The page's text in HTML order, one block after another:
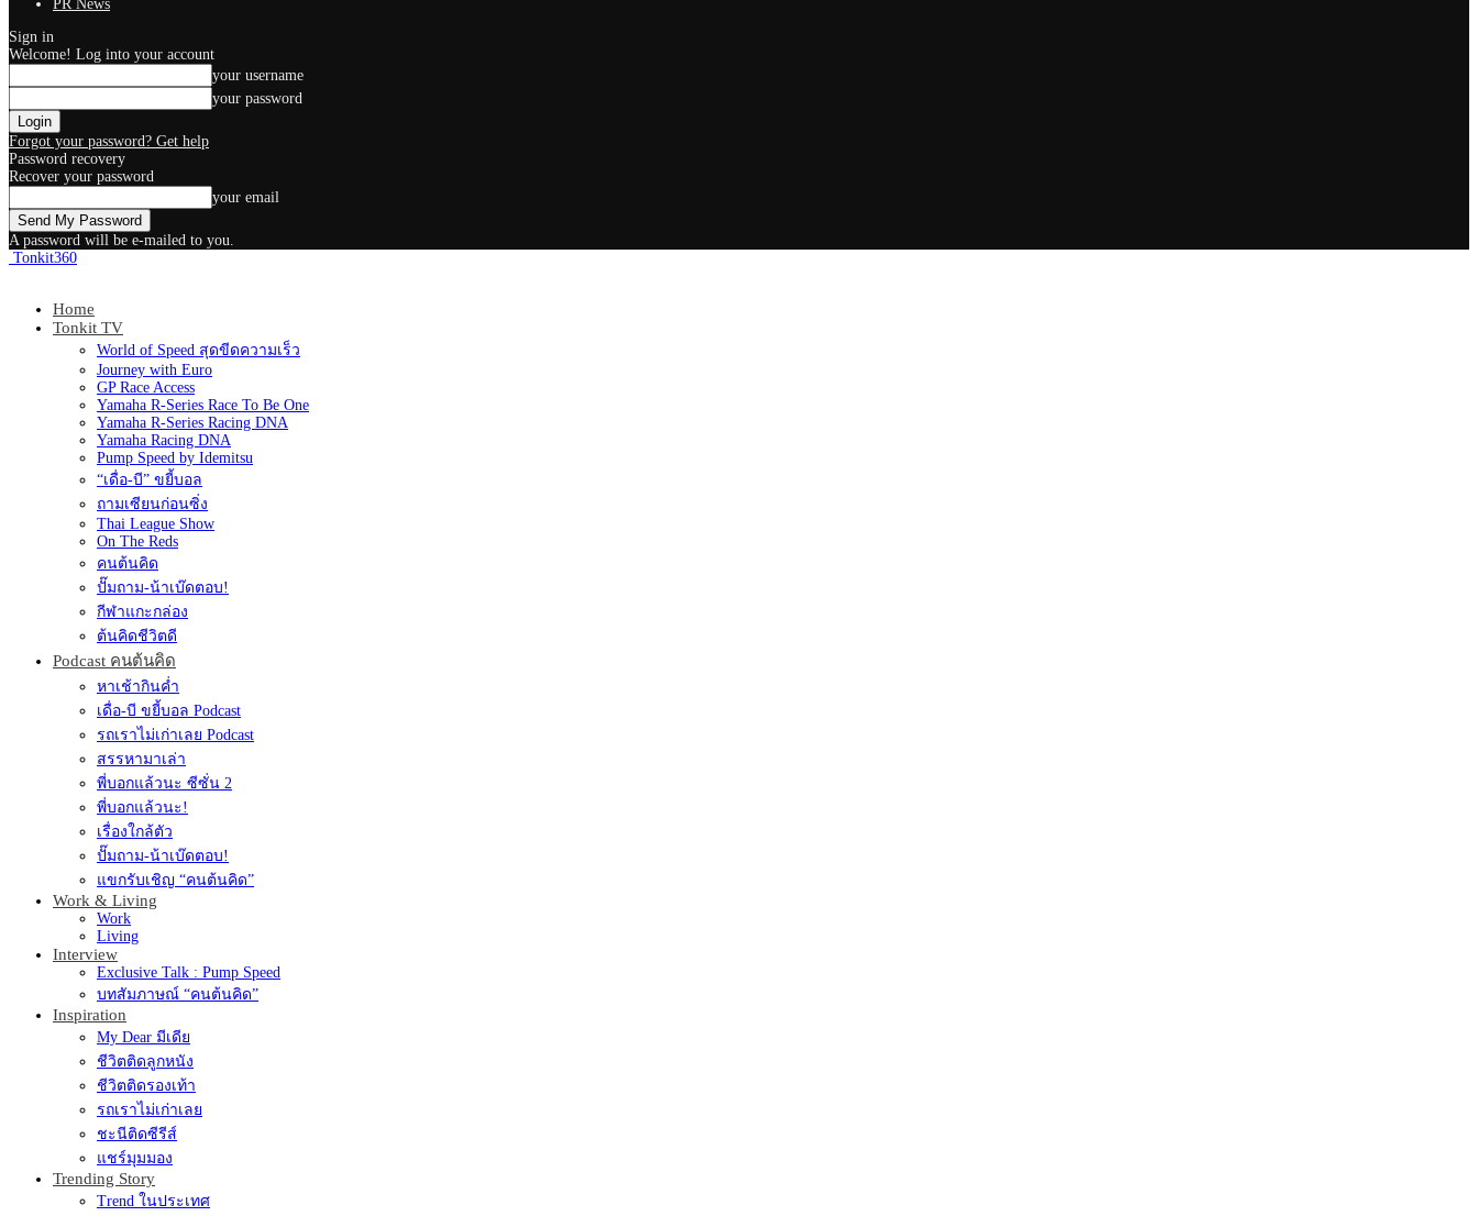
PR News
Sign in
Welcome! Log into your account
your username
your password
Forgot your password? Get help
Password recovery
Recover your password
your email
A password will be e-mailed to you.
Tonkit360
Home
Tonkit TV
World of Speed สุดขีดความเร็ว
Journey with Euro
GP Race Access
Yamaha R-Series Race To Be One
Yamaha R-Series Racing DNA
Yamaha Racing DNA
Pump Speed by Idemitsu
“เดื่อ-บี” ขยี้บอล
ถามเซียนก่อนซิ่ง
Thai League Show
On The Reds
คนต้นคิด
ปั๊มถาม-น้าเบ๊ดตอบ!
กีฬาแกะกล่อง
ต้นคิดชีวิตดี
Podcast คนต้นคิด
หาเช้ากินค่ำ
เดื่อ-บี ขยี้บอล Podcast
รถเราไม่เก่าเลย Podcast
สรรหามาเล่า
พี่บอกแล้วนะ ซีซั่น 2
พี่บอกแล้วนะ!
เรื่องใกล้ตัว
ปั๊มถาม-น้าเบ๊ดตอบ!
แขกรับเชิญ “คนต้นคิด”
Work & Living
Work
Living
Interview
Exclusive Talk : Pump Speed
บทสัมภาษณ์ “คนต้นคิด”
Inspiration
My Dear มีเดีย
ชีวิตติดลูกหนัง
ชีวิตติดรองเท้า
รถเราไม่เก่าเลย
ชะนีติดซีรีส์
แชร์มุมมอง
Trending Story
Trend ในประเทศ